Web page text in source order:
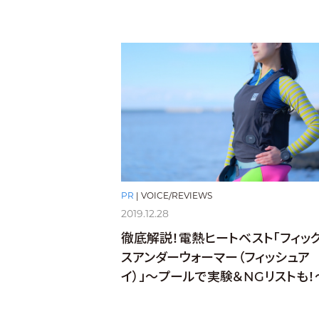
PR | VOICE/REVIEWS
2019.12.28
徹底解説！電熱ヒートベスト「フィッ
スアンダーウォーマー（フィッシュア
イ）」〜プールで実験＆NGリストも